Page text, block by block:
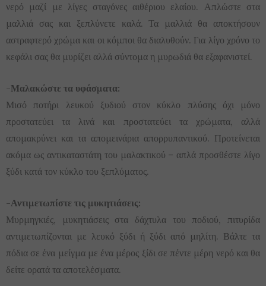
νερό μαζί με λίγες σταγόνες αιθέριου ελαίου. Απλώστε στα
μαλλιά σας και ξεπλύνετε καλά. Τα μαλλιά θα αποκτήσουν
αστραφτερό χρώμα και οι κόμποι θα διαλυθούν. Για λίγο χρόνο το
κεφάλι σας θα μυρίζει αλλά σύντομα η μυρωδιά θα εξαφανιστεί.
-Μαλακώστε τα υφάσματα:
Μισό ποτήρι λευκού ξυδιού στον κύκλο πλύσης όχι μόνο
προστατεύει τα λινά και προστατεύει τα χρώματα, αλλά
απομακρύνει και τα απομεινάρια απορρυπαντικού. Προτείνεται
ακόμα ως αντικαταστάτη του μαλακτικού – απλά προσθέστε λίγο
ξύδι κατά τον κύκλο του ξεπλύματος.
-Αντιμετωπίστε τις μυκητιάσεις:
Μυρμηγκιές, μυκητιάσεις στα δάχτυλα του ποδιού, πιτυρίδα
αντιμετωπίζονται με λευκό ξύδι ή ξύδι από μηλίτη. Βάλτε τα
πόδια σε ένα μείγμα με ένα μέρος ξίδι σε πέντε μέρη νερό και θα
δείτε ορατά τα αποτελέσματα.